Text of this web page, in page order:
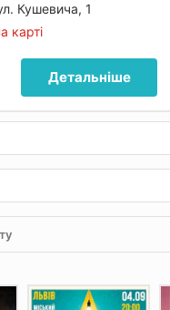
Кушевича, 1
карті
Детальніше